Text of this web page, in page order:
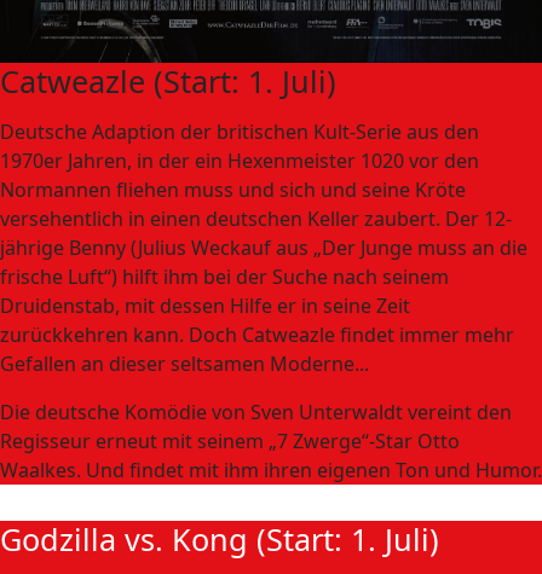
Catweazle (Start: 1. Juli)
Deutsche Adaption der britischen Kult-Serie aus den
1970er Jahren, in der ein Hexenmeister 1020 vor den
Normannen fliehen muss und sich und seine Kröte
versehentlich in einen deutschen Keller zaubert. Der 12-
jährige Benny (Julius Weckauf aus „Der Junge muss an die
frische Luft“) hilft ihm bei der Suche nach seinem
Druidenstab, mit dessen Hilfe er in seine Zeit
zurückkehren kann. Doch Catweazle findet immer mehr
Gefallen an dieser seltsamen Moderne...
Die deutsche Komödie von Sven Unterwaldt vereint den
Regisseur erneut mit seinem „7 Zwerge“-Star Otto
Waalkes. Und findet mit ihm ihren eigenen Ton und Humor.
Godzilla vs. Kong (Start: 1. Juli)